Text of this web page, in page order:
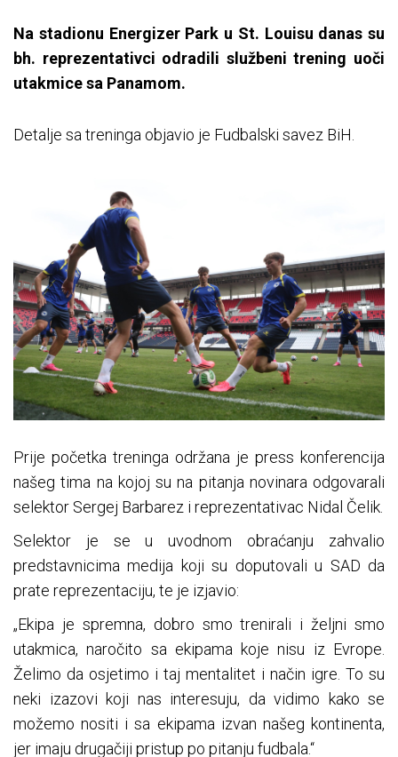
Na stadionu Energizer Park u St. Louisu danas su
bh. reprezentativci odradili službeni trening uoči
utakmice sa Panamom.
Detalje sa treninga objavio je Fudbalski savez BiH.
Prije početka treninga održana je press konferencija
našeg tima na kojoj su na pitanja novinara odgovarali
selektor Sergej Barbarez i reprezentativac Nidal Čelik.
Selektor je se u uvodnom obraćanju zahvalio
predstavnicima medija koji su doputovali u SAD da
prate reprezentaciju, te je izjavio:
„Ekipa je spremna, dobro smo trenirali i željni smo
utakmica, naročito sa ekipama koje nisu iz Evrope.
Želimo da osjetimo i taj mentalitet i način igre. To su
neki izazovi koji nas interesuju, da vidimo kako se
možemo nositi i sa ekipama izvan našeg kontinenta,
jer imaju drugačiji pristup po pitanju fudbala.“